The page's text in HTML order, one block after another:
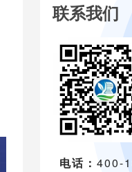
联系我们
电话：400-